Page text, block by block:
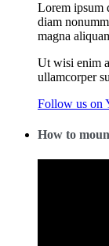
Lorem ipsum
diam
magna
Ut wisi enim
ullamcorper
Follow us on
How to